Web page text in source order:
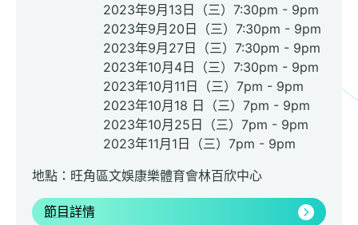
2023年9月13日（三）7:30pm - 9pm
2023年9月20日（三）7:30pm - 9pm
2023年9月27日（三）7:30pm - 9pm
2023年10月4日（三）7:30pm - 9pm
2023年10月11日（三）7pm - 9pm
2023年10月18 日（三）7pm - 9pm
2023年10月25日（三）7pm - 9pm
2023年11月1日（三）7pm - 9pm
地點：旺角區文娛康樂體育會林百欣中心
節目詳情